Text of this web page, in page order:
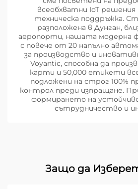
всеобхватни IoT решения
техническа поддръжка.
разположена в Дунган,
аеропорти, нашата модерна
с повече от 20 напълно
за производство и
Voyantic, способна да
карти и 50,000 етикети
подложени на строг 100%
контрол преди изпращане.
формирането на
сътрудничество и
Защо да